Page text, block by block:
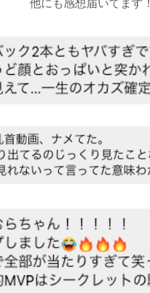
他にも感想届いてます！